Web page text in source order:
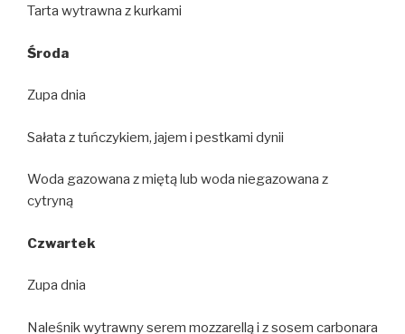
Tarta wytrawna z kurkami
Środa
Zupa dnia
Sałata z tuńczykiem, jajem i pestkami dynii
Woda gazowana z miętą lub woda niegazowana z
cytryną
Czwartek
Zupa dnia
Naleśnik wytrawny serem mozzarellą i z sosem carbonara